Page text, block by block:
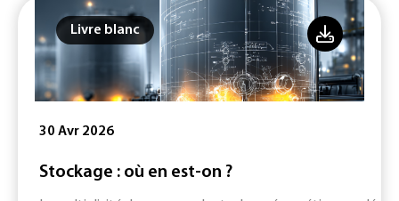
Livre blanc
30 Avr 2026
Stockage : où en est-on ?